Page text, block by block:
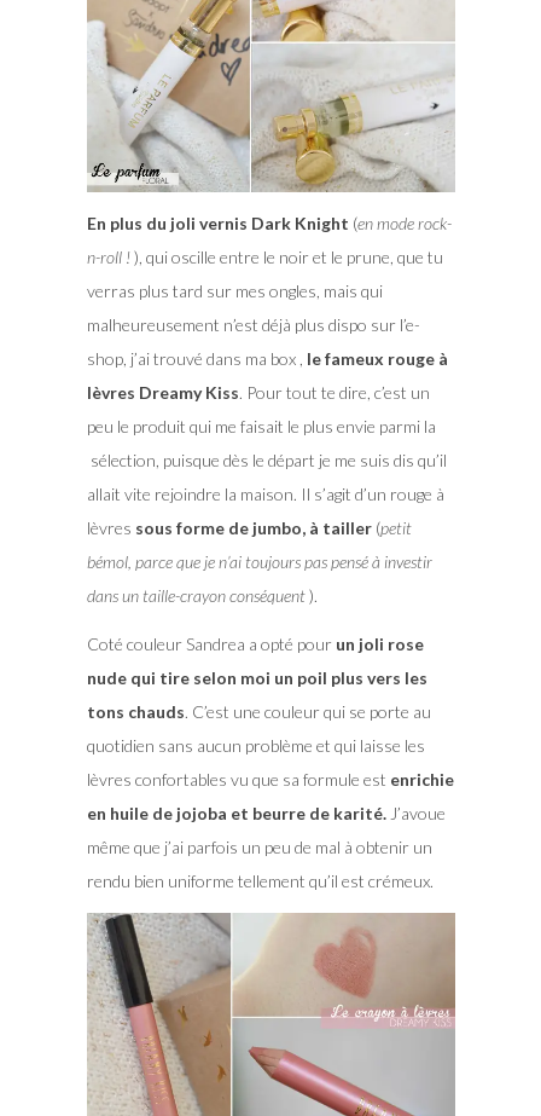
En plus du joli vernis Dark Knight (en mode rock-
n-roll !), qui oscille entre le noir et le prune, que tu
verras plus tard sur mes ongles, mais qui
malheureusement n’est déjà plus dispo sur l’e-
shop, j’ai trouvé dans ma box , le fameux rouge à
lèvres Dreamy Kiss. Pour tout te dire, c’est un
peu le produit qui me faisait le plus envie parmi la
sélection, puisque dès le départ je me suis dis qu’il
allait vite rejoindre la maison. Il s’agit d’un rouge à
lèvres sous forme de jumbo, à tailler(petit
bémol, parce que je n’ai toujours pas pensé à investir
dans un taille-crayon conséquent).
Coté couleur Sandrea a opté pourun joli rose
nude qui tire selon moi un poil plus vers les
tons chauds. C’est une couleur qui se porte au
quotidien sans aucun problème et qui laisse les
lèvres confortables vu que sa formule est enrichie
en huile de jojoba et beurre de karité.J’avoue
même que j’ai parfois un peu de mal à obtenir un
rendu bien uniforme tellement qu’il est crémeux.